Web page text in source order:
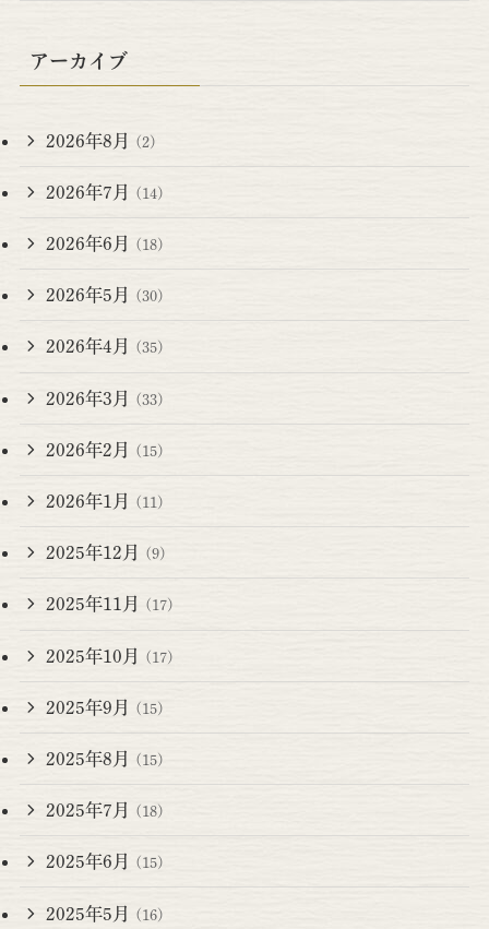
アーカイブ
2026年8月 (2)
2026年7月 (14)
2026年6月 (18)
2026年5月 (30)
2026年4月 (35)
2026年3月 (33)
2026年2月 (15)
2026年1月 (11)
2025年12月 (9)
2025年11月 (17)
2025年10月 (17)
2025年9月 (15)
2025年8月 (15)
2025年7月 (18)
2025年6月 (15)
2025年5月 (16)